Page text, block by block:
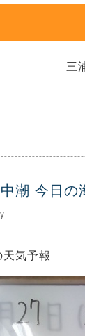
三
潮 今日の
気予報